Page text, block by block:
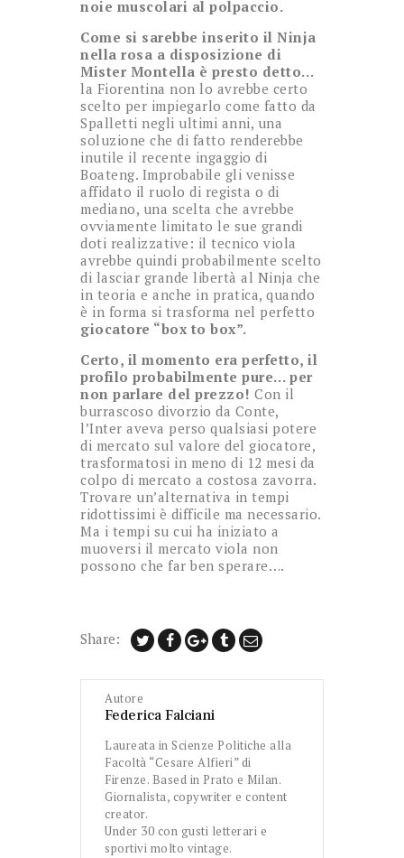
noie muscolari al polpaccio.
Come si sarebbe inserito il Ninja
nella rosa a disposizione di
Mister Montella è presto detto…
la Fiorentina non lo avrebbe certo
scelto per impiegarlo come fatto da
Spalletti negli ultimi anni, una
soluzione che di fatto renderebbe
inutile il recente ingaggio di
Boateng. Improbabile gli venisse
affidato il ruolo di regista o di
mediano, una scelta che avrebbe
ovviamente limitato le sue grandi
doti realizzative: il tecnico viola
avrebbe quindi probabilmente scelto
di lasciar grande libertà al Ninja che
in teoria e anche in pratica, quando
è in forma si trasforma nel perfetto
giocatore “box to box”.
Certo, il momento era perfetto, il
profilo probabilmente pure… per
non parlare del prezzo! Con il
burrascoso divorzio da Conte,
l’Inter aveva perso qualsiasi potere
di mercato sul valore del giocatore,
trasformatosi in meno di 12 mesi da
colpo di mercato a costosa zavorra.
Trovare un’alternativa in tempi
ridottissimi è difficile ma necessario.
Ma i tempi su cui ha iniziato a
muoversi il mercato viola non
possono che far ben sperare….
Share:
Autore
Federica Falciani
Laureata in Scienze Politiche alla
Facoltà “Cesare Alfieri” di
Firenze. Based in Prato e Milan.
Giornalista, copywriter e content
creator.
Under 30 con gusti letterari e
sportivi molto vintage.